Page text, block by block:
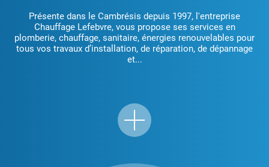
Présente dans le Cambrésis depuis 1997, l'entreprise
Chauffage Lefebvre, vous propose ses services en
plomberie, chauffage, sanitaire, énergies renouvelables pour
tous vos travaux d’installation, de réparation, de dépannage
et...